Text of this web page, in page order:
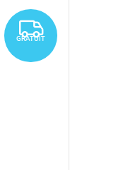
GRATUIT
GRATUIT